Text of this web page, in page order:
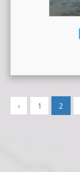
‹ 1 2